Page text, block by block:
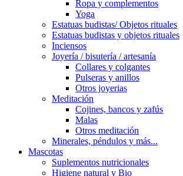
Ropa y complementos
Yoga
Estatuas budistas/ Objetos rituales
Estatuas budistas y objetos rituales
Inciensos
Joyería / bisutería / artesanía
Collares y colgantes
Pulseras y anillos
Otros joyerias
Meditación
Cojines, bancos y zafús
Malas
Otros meditación
Minerales, péndulos y más...
Mascotas
Suplementos nutricionales
Higiene natural y Bio